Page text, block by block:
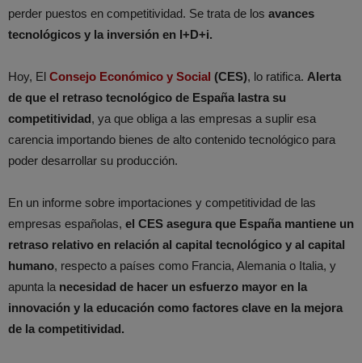
perder puestos en competitividad. Se trata de los avances
tecnológicos y la inversión en I+D+i.
Hoy, El Consejo Económico y Social (CES), lo ratifica. Alerta
de que el retraso tecnológico de España lastra su
competitividad, ya que obliga a las empresas a suplir esa
carencia importando bienes de alto contenido tecnológico para
poder desarrollar su producción.
En un informe sobre importaciones y competitividad de las
empresas españolas, el CES asegura que España mantiene un
retraso relativo en relación al capital tecnológico y al capital
humano, respecto a países como Francia, Alemania o Italia, y
apunta la necesidad de hacer un esfuerzo mayor en la
innovación y la educación como factores clave en la mejora
de la competitividad.